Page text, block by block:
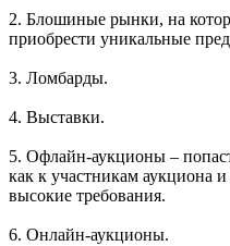
2. Блошиные рынки, на
приобрести уникальные
3. Ломбарды.
4. Выставки.
5. Офлайн-аукционы –
как к участникам аукциона
высокие требования.
6. Онлайн-аукционы.